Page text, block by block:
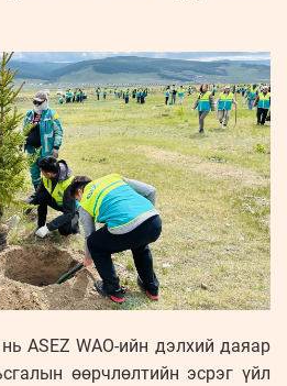
нь ASEZ WAO-ийн дэлхий даяар
өөрчлөлтийн эсрэг үйл